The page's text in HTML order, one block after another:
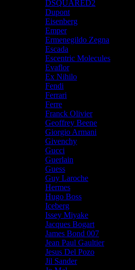
DSQUARED2
Dupont
Eisenberg
Emper
Ermenegildo Zegna
Escada
Escentric Molecules
Evaflor
Ex Nihilo
Fendi
Ferrari
Ferre
Franck Olivier
Geoffrey Beene
Giorgio Armani
Givenchy
Gucci
Guerlain
Guess
Guy Laroche
Hermes
Hugo Boss
Iceberg
Issey Miyake
Jacques Bogart
James Bond 007
Jean Paul Gaultier
Jesus Del Pozo
Jil Sander